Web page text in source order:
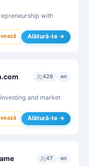
with
Alătură-te →
426 en
and market
Alătură-te →
47 en